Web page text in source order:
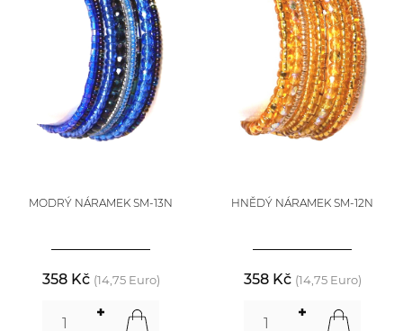
MODRÝ NÁRAMEK SM-13N
358 Kč (14,75 Euro)
HNĚDÝ NÁRAMEK SM-12N
358 Kč (14,75 Euro)